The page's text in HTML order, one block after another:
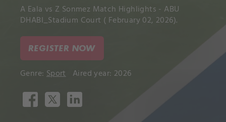
A Eala vs Z Sonmez Match Highlights - ABU
DHABI_Stadium Court ( February 02, 2026).
REGISTER NOW
Genre: Sport Aired year: 2026